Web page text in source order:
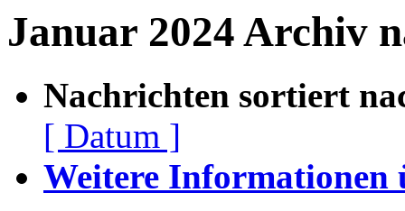
Januar 2024 Archiv
Nachrichten sortiert
[ Datum ]
Weitere Informationen